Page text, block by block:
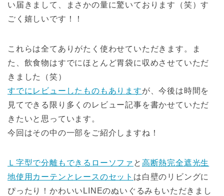
い届きまして、まさかの量に驚いております（笑）す
ごく嬉しいです！！
これらは全てありがたく使わせていただきます。ま
た、飲食物はすでにほとんど胃袋に収めさせていただ
きました（笑）
すでにレビューしたものもありますが、今後は時間を
見てできる限り多くのレビュー記事を書かせていただ
きたいと思っています。
今回はその中の一部をご紹介しますね！
Ｌ字型で分離もできるローソファ と 高断熱完全遮光生
地使用カーテンとレースのセット は白壁のリビングに
ぴったり！かわいいLINEのぬいぐるみもいただきまし